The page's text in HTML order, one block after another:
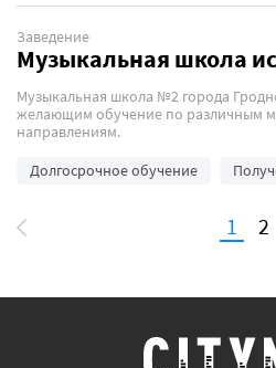
Заведение
Музыкальная школа
Музыкальная школа №2 города
желающим обучение по различным
направлениям.
Долгосрочное обучение
1 2